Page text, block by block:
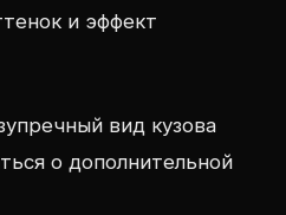
и эффект
вид кузова
о дополнительной